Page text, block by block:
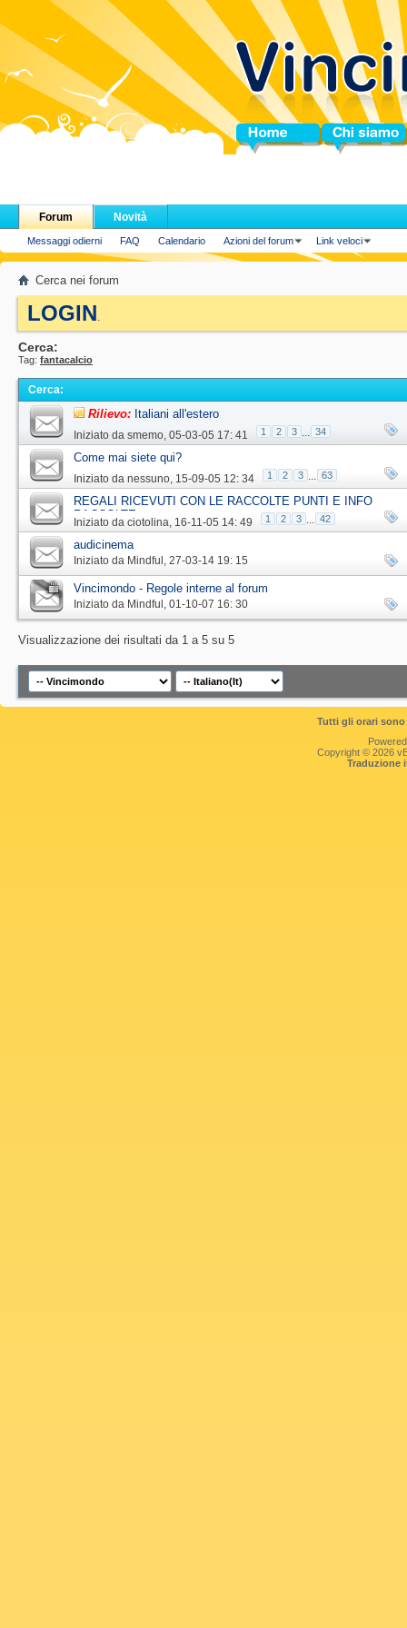
Home Chi siamo
Forum
Messaggi odierni FAQ Calendario Azioni del forum Link veloci
Novità
Cerca nei forum
LOGIN.
Cerca:
Tag: fantacalcio
Cerca:
Rilievo: Italiani all'estero
Iniziato da smemo‎, 05-03-05 17: 41 1 2 3 ... 34
Come mai siete qui?
Iniziato da nessuno‎, 15-09-05 12: 34 1 2 3 ... 63
REGALI RICEVUTI CON LE RACCOLTE PUNTI E INFO
RACCOLTE
Iniziato da ciotolina‎, 16-11-05 14: 49 1 2 3 ... 42
audicinema
Iniziato da Mindful ‎, 27-03-14 19: 15
Vincimondo - Regole interne al forum
Iniziato da Mindful ‎, 01-10-07 16: 30
Visualizzazione dei risultati da 1 a 5 su 5
Tutti gli orari
Copyright © 2026
Traduzione